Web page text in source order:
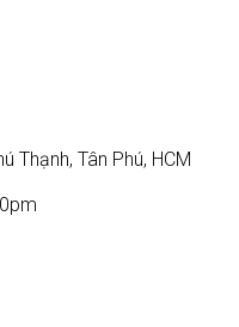
Thạnh, Tân Phú, HCM